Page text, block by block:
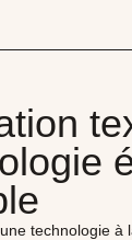
technologie à